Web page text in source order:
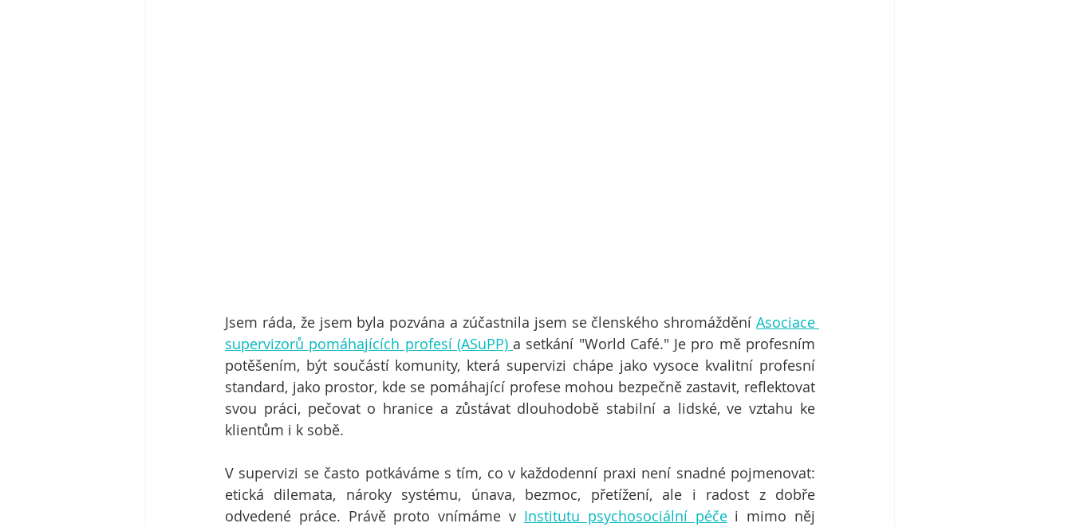
Jsem ráda, že jsem byla pozvána a zúčastnila jsem se členského shromáždění Asociace
supervizorů pomáhajících profesí (ASuPP) a setkání "World Café." Je pro mě profesním
potěšením, být součástí komunity, která supervizi chápe jako vysoce kvalitní profesní
standard, jako prostor, kde se pomáhající profese mohou bezpečně zastavit, reflektovat
svou práci, pečovat o hranice a zůstávat dlouhodobě stabilní a lidské, ve vztahu ke
klientům i k sobě.
V supervizi se často potkáváme s tím, co v každodenní praxi není snadné pojmenovat:
etická dilemata, nároky systému, únava, bezmoc, přetížení, ale i radost z dobře
odvedené práce. Právě proto vnímáme v Institutu psychosociální péče i mimo něj